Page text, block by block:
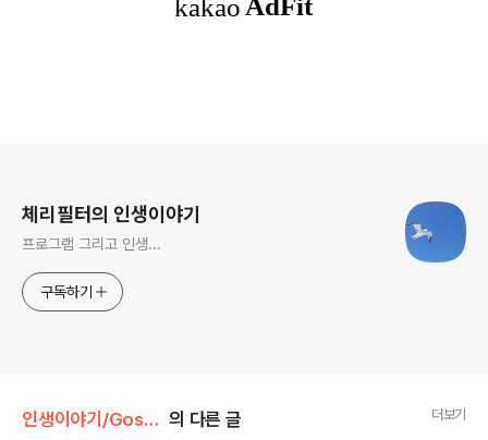
체리필터의 인생이야기
프로그램 그리고 인생...
구독하기
인생이야기/Gossip 의 다른 글 더보기